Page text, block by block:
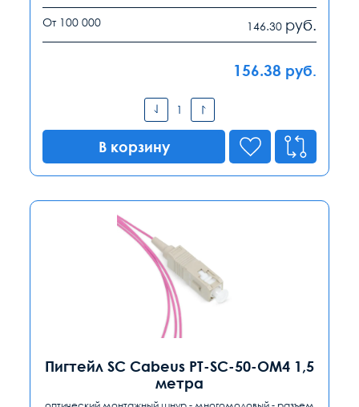
От 100 000 146.30 руб.
156.38 руб.
В корзину
Пигтейл SC Cabeus PT-SC-50-OM4 1,5
метра